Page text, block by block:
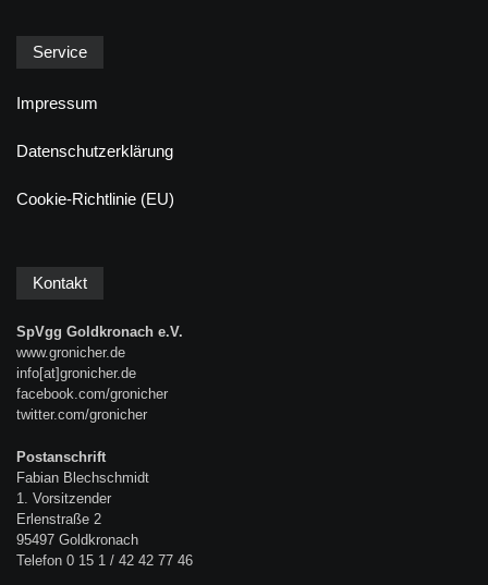
Service
Impressum
Datenschutzerklärung
Cookie-Richtlinie (EU)
Kontakt
SpVgg Goldkronach e.V.
www.gronicher.de
info[at]gronicher.de
facebook.com/gronicher
twitter.com/gronicher
Postanschrift
Fabian Blechschmidt
1. Vorsitzender
Erlenstraße 2
95497 Goldkronach
Telefon 0 15 1 / 42 42 77 46